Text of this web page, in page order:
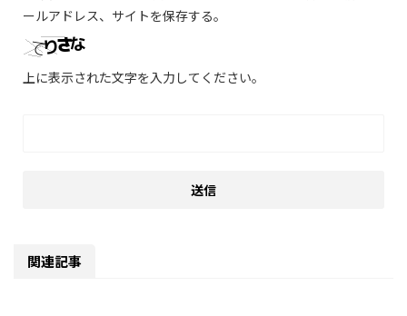
ールアドレス、サイトを保存する。
上に表示された文字を入力してください。
関連記事